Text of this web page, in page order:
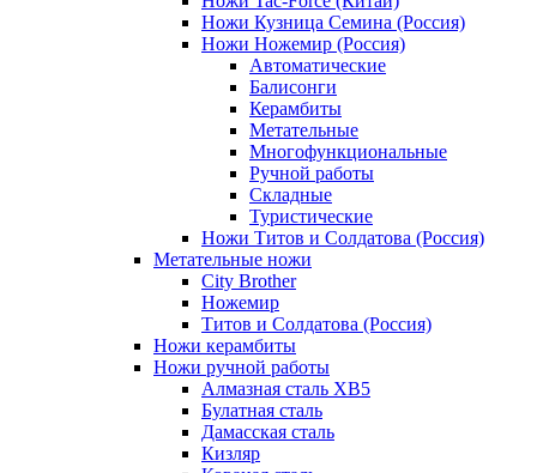
Ножи Кузница Семина (Россия)
Ножи Ножемир (Россия)
Автоматические
Балисонги
Керамбиты
Метательные
Многофункциональные
Ручной работы
Складные
Туристические
Ножи Титов и Солдатова (Россия)
Метательные ножи
City Brother
Ножемир
Титов и Солдатова (Россия)
Ножи керамбиты
Ножи ручной работы
Алмазная сталь ХВ5
Булатная сталь
Дамасская сталь
Кизляр